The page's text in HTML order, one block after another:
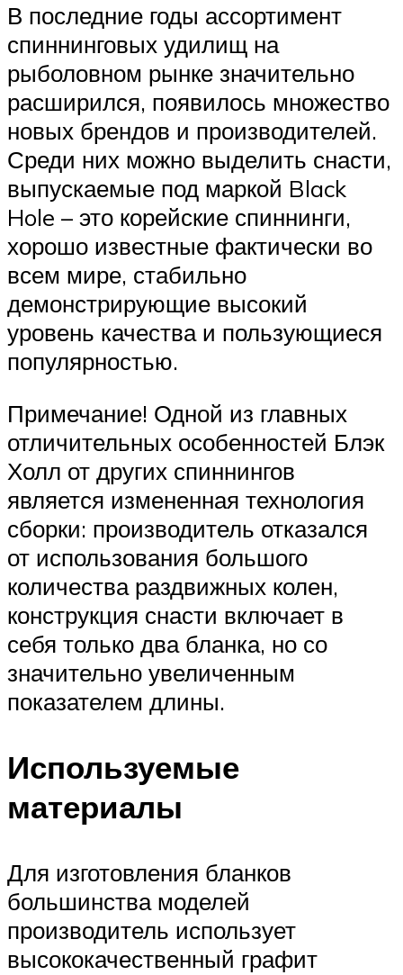
В последние годы ассортимент
спиннинговых удилищ на
рыболовном рынке значительно
расширился, появилось множество
новых брендов и производителей.
Среди них можно выделить снасти,
выпускаемые под маркой Black
Hole – это корейские спиннинги,
хорошо известные фактически во
всем мире, стабильно
демонстрирующие высокий
уровень качества и пользующиеся
популярностью.
Примечание! Одной из главных
отличительных особенностей Блэк
Холл от других спиннингов
является измененная технология
сборки: производитель отказался
от использования большого
количества раздвижных колен,
конструкция снасти включает в
себя только два бланка, но со
значительно увеличенным
показателем длины.
Используемые
материалы
Для изготовления бланков
большинства моделей
производитель использует
высококачественный графит